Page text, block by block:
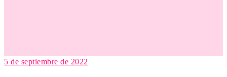
5 de septiembre de 2022